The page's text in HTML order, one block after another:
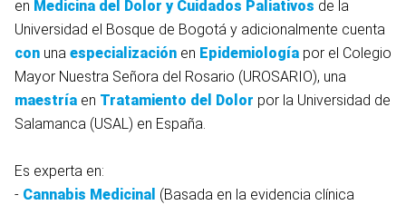
en Medicina del Dolor y Cuidados Paliativos de la
Universidad el Bosque de Bogotá y adicionalmente cuenta
con una especialización en Epidemiología por el Colegio
Mayor Nuestra Señora del Rosario (UROSARIO), una
maestría en Tratamiento del Dolor por la Universidad de
Salamanca (USAL) en España.
Es experta en:
- Cannabis Medicinal (Basada en la evidencia clínica